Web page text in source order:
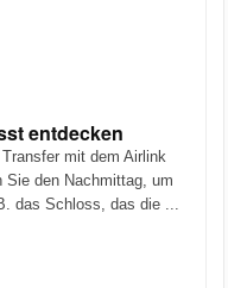
entdecken
mit dem Airlink
Sie den Nachmittag, um
das Schloss, das die ...